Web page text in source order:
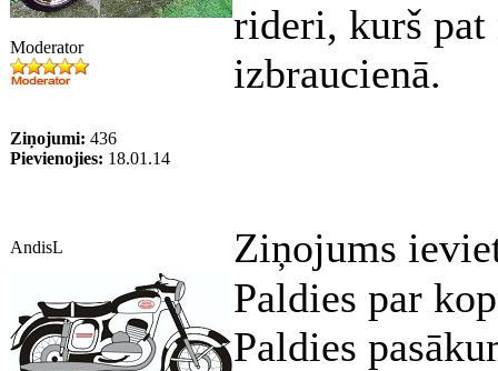
Moderator
Ziņojumi: 436
Pievienojies: 18.01.14
rideri, kurš pat
izbraucienā.
AndisL Ziņojums
Paldies par
Paldies